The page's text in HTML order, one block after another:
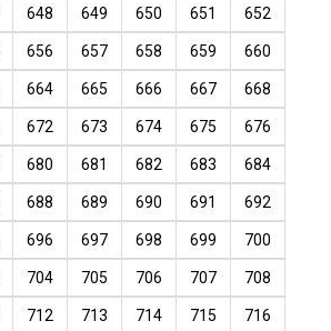
648 649 650 651 652
656 657 658 659 660
664 665 666 667 668
672 673 674 675 676
680 681 682 683 684
688 689 690 691 692
696 697 698 699 700
704 705 706 707 708
712 713 714 715 716